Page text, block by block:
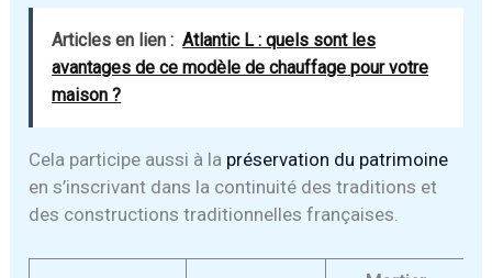
Articles en lien : Atlantic L : quels sont les
avantages de ce modèle de chauffage pour votre
maison ?
Cela participe aussi à la préservation du patrimoine
en s’inscrivant dans la continuité des traditions et
des constructions traditionnelles françaises.